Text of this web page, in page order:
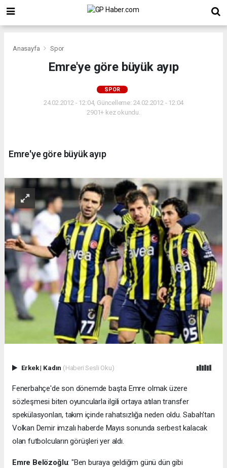
Anasayfa Spor
Emre'ye göre büyük ayıp
SPOR
24.02.2012 - 12:04, Güncelleme: 24.02.2012 - 12:04
2901+ kez okundu.
Emre'ye göre büyük ayıp
Erkek| Kadın (Haberi Sesli Oku)
Fenerbahçe'de son dönemde başta Emre olmak üzere
sözleşmesi biten oyuncularla ilgili ortaya atılan transfer
spekülasyonları, takım içinde rahatsızlığa neden oldu. Sabah'tan
Volkan Demir imzalı haberde Mayıs sonunda serbest kalacak
olan futbolcuların görüşleri yer aldı.
Emre Belözoğlu: "Ben buraya geldiğim günü dün gibi